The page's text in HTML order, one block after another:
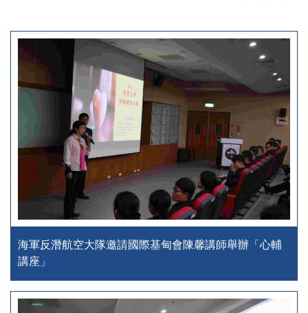
海軍反潛航空大隊邀請國際基甸會陳馨講師舉辦「心輔
講座」